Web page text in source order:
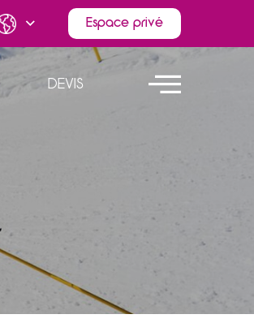
Espace privé
DEVIS